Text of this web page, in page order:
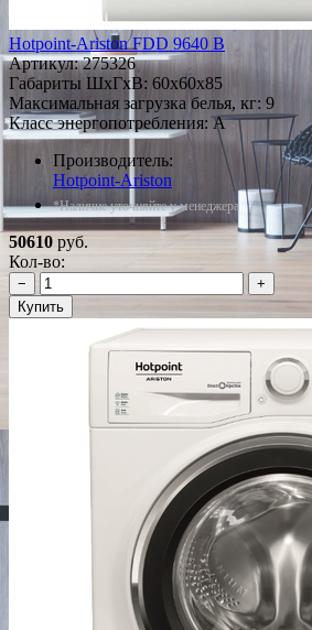
Hotpoint-Ariston FDD 9640 B
Артикул:275326
Габариты ШxГxВ: 60x60x85
Максимальная загрузка белья, кг: 9
Класс энергопотребления: A
Производитель:
Hotpoint-Ariston
*Наличие уточняйте у менеджера
50610 руб.
Кол-во:
−
+
Купить